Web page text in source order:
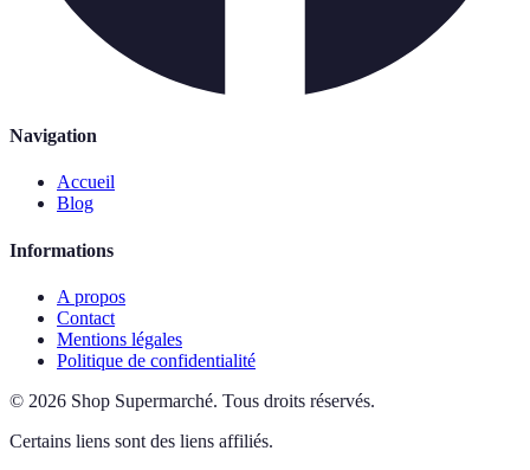
Navigation
Accueil
Blog
Informations
A propos
Contact
Mentions légales
Politique de confidentialité
© 2026 Shop Supermarché. Tous droits réservés.
Certains liens sont des liens affiliés.